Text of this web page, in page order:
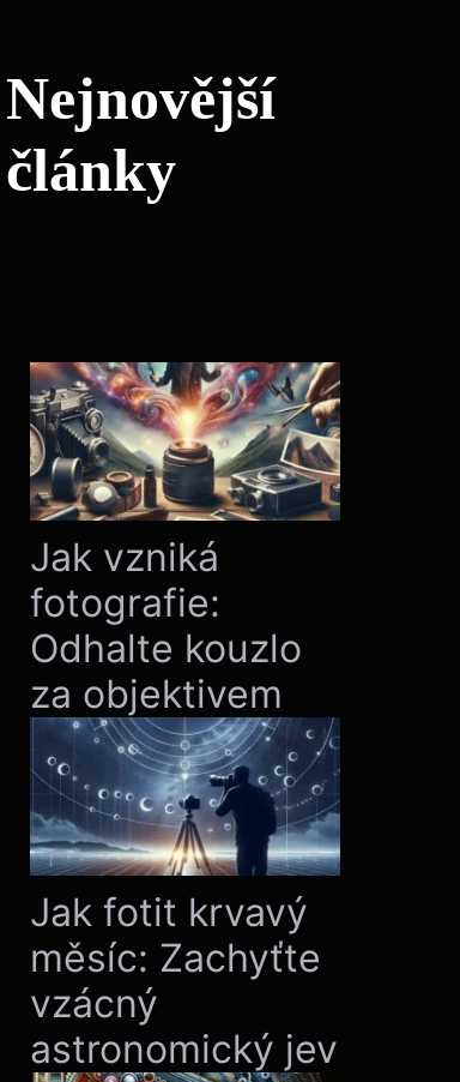
Nejnovější
články
Jak vzniká
fotografie:
Odhalte kouzlo
za objektivem
Jak fotit krvavý
měsíc: Zachyťte
vzácný
astronomický jev